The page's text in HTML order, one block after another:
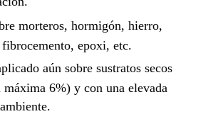
morteros, hormigón, hierro,
epoxi, etc.
aún sobre sustratos secos
máxima 6%) y con una elevada